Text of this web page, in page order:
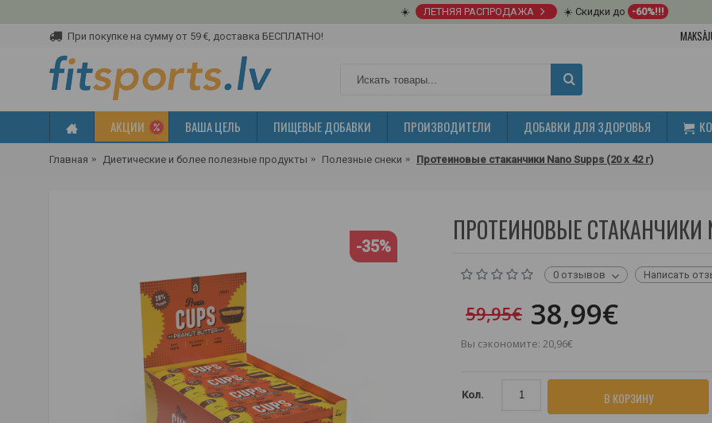
☀️ ЛЕТНЯЯ РАСПРОДАЖА ☀️ Скидки до -60%!!!
При покупке на сумму от 59 €, доставка БЕСПЛАТНО!
АКЦИИ ВАША ЦЕЛЬ ПИЩЕВЫЕ ДОБАВКИ ПРОИЗВОДИТЕЛИ ДОБАВКИ ДЛЯ ЗДОРОВЬЯ
Главная Диетические и более полезные продукты Полезные снеки Протеиновые стаканчики Nano Supps (20 x 42 г)
-35%
ПРОТЕИНОВЫЕ СТАКАНЧИКИ
0 отзывов Написать
59,95€ 38,99€
Вы сэкономите: 20,96€
Кол. В КОРЗИНУ